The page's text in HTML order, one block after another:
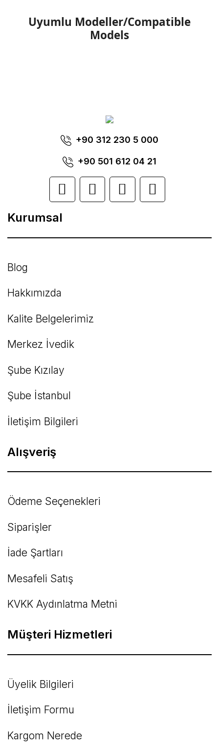
Uyumlu Modeller/Compatible
Models
Yorum Yaz
Ürün resmi kalitesiz, bozuk veya
görüntülenemiyor.
Ürün açıklamasında eksik bilgiler bulunuyor.
Ürün bilgilerinde hatalar bulunuyor.
Ürün fiyatı diğer sitelerden daha pahalı.
Bu ürüne benzer farklı alternatifler olmalı.
+90 312 230 5 000
+90 501 612 04 21
Kurumsal
Blog
Hakkımızda
Kalite Belgelerimiz
Merkez İvedik
Şube Kızılay
Şube İstanbul
İletişim Bilgileri
Alışveriş
Ödeme Seçenekleri
Siparişler
İade Şartları
Mesafeli Satış
KVKK Aydınlatma Metni
Müşteri Hizmetleri
Üyelik Bilgileri
İletişim Formu
Kargom Nerede